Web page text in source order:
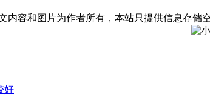
内容和图片为作者所有，本站只提供信息存储
好